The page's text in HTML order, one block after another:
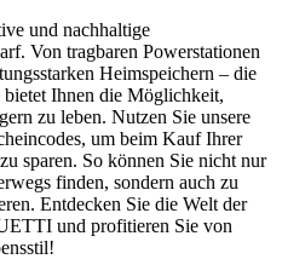
und nachhaltige
Von tragbaren Powerstationen
Heimspeichern – die
Ihnen die Möglichkeit,
zu leben. Nutzen Sie unsere
um beim Kauf Ihrer
sparen. So können Sie nicht nur
finden, sondern auch zu
Entdecken Sie die Welt der
und profitieren Sie von